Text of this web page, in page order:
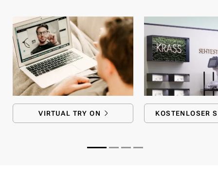
VIRTUAL TRY ON KOSTENLOSER